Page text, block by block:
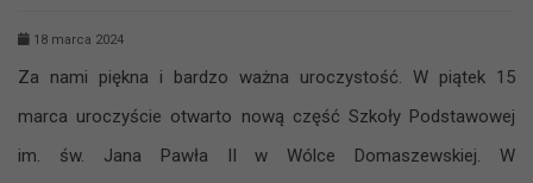
18 marca 2024
Za nami piękna i bardzo ważna uroczystość. W piątek 15
marca uroczyście otwarto nową część Szkoły Podstawowej
im. św. Jana Pawła II w Wólce Domaszewskiej. W